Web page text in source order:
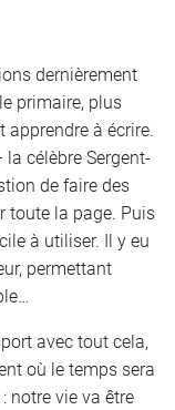
dernièrement
primaire, plus
à écrire.
célèbre Sergent-
de faire des
toute la page. Puis
à utiliser. Il y eu
permettant
avec tout cela,
où le temps sera
notre vie va être